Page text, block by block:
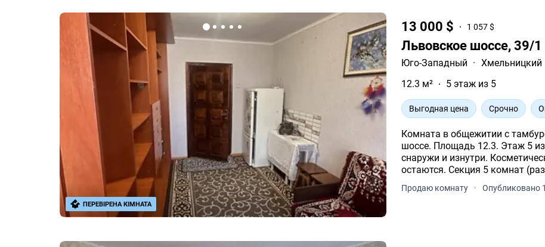
13 000 $ 1 057 $
Львовское шоссе, 39/1
Юго-Западный · Хмельницкий
12.3 м²
5 этаж из 5
Выгодная цена Срочно
Комната в общежитии с
шоссе. Площадь 12.3. Этаж 5
снаружи и изнутри.
остаются. Секция 5 комнат
Продаю комнату · Опубликовано
ПЕРЕВІРЕНА КІМНАТА